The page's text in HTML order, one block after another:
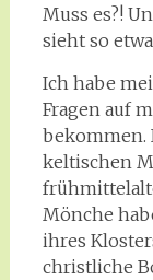
Muss es?!
sieht so
Ich habe
Fragen auf
bekommen.
keltischen
Mönche
ihres
christliche